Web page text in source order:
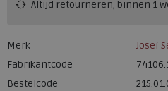
Altijd retourneren, binnen 1
Merk
Josef
Fabrikantcode
Bestelcode